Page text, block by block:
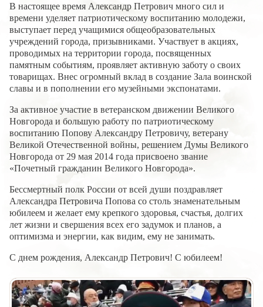
В настоящее время Александр Петрович много сил и
времени уделяет патриотическому воспитанию молодежи,
выступает перед учащимися общеобразовательных
учреждений города, призывниками. Участвует в акциях,
проводимых на территории города, посвященных
памятным событиям, проявляет активную заботу о своих
товарищах. Внес огромный вклад в создание Зала воинской
славы и в пополнении его музейными экспонатами.
За активное участие в ветеранском движении Великого
Новгорода и большую работу по патриотическому
воспитанию Попову Александру Петровичу, ветерану
Великой Отечественной войны, решением Думы Великого
Новгорода от 29 мая 2014 года присвоено звание
«Почетный гражданин Великого Новгорода».
Бессмертный полк России от всей души поздравляет
Александра Петровича Попова со столь знаменательным
юбилеем и желает ему крепкого здоровья, счастья, долгих
лет жизни и свершения всех его задумок и планов, а
оптимизма и энергии, как видим, ему не занимать.
С днем рождения, Александр Петрович! С юбилеем!